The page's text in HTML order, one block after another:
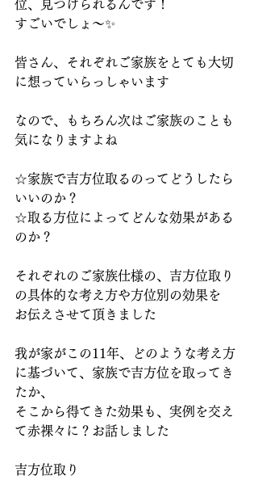
位、見つけられるんです！
すごいでしょ～✨
皆さん、それぞれご家族をとても大切
に想っていらっしゃいます
なので、もちろん次はご家族のことも
気になりますよね
☆家族で吉方位取るのってどうしたら
いいのか？
☆取る方位によってどんな効果がある
のか？
それぞれのご家族仕様の、吉方位取り
の具体的な考え方や方位別の効果を
お伝えさせて頂きました
我が家がこの11年、どのような考え方
に基づいて、家族で吉方位を取ってき
たか、
そこから得てきた効果も、実例を交え
て赤裸々に？お話しました
吉方位取り